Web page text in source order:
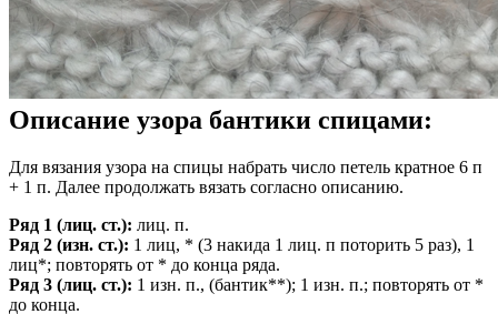
Описание узора бантики спицами:
Для вязания узора на спицы набрать число петель кратное 6 п
+ 1 п. Далее продолжать вязать согласно описанию.
Ряд 1 (лиц. ст.): лиц. п.
Ряд 2 (изн. ст.): 1 лиц, * (3 накида 1 лиц. п поторить 5 раз), 1
лиц*; повторять от * до конца ряда.
Ряд 3 (лиц. ст.): 1 изн. п., (бантик**); 1 изн. п.; повторять от *
до конца.